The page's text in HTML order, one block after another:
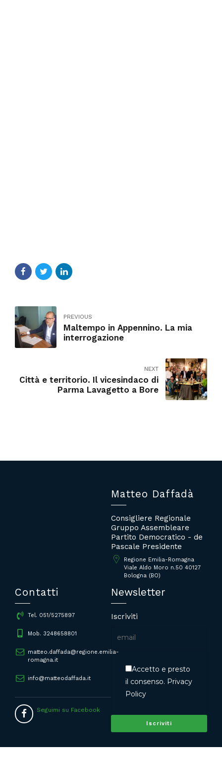
PREVIOUS
Maltempo in Appennino. La mia
interrogazione
NEXT
Città e territorio. Il vicesindaco di
Parma Lavagetto a Bore
Matteo Daffadà
Consigliere Regionale
Gruppo Assembleare
Partito Democratico - de
Pascale Presidente
Regione Emilia-Romagna
Viale Aldo Moro n.50 40127
Bologna (BO)
Contatti
Tel. 051/5275897
Mob. 3248658801
matteo.daffada@regione.emilia-
romagna.it
info@matteodaffada.it
Seguimi su Facebook
Newsletter
Iscriviti
Accetto e presto
il consenso. Privacy
Policy